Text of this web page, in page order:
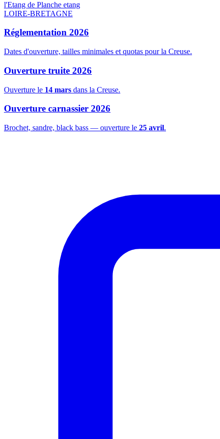
l'Etang de Planche etang
LOIRE-BRETAGNE
Réglementation 2026
Dates d'ouverture, tailles minimales et quotas pour la Creuse.
Ouverture truite 2026
Ouverture le 14 mars dans la Creuse.
Ouverture carnassier 2026
Brochet, sandre, black bass — ouverture le 25 avril.